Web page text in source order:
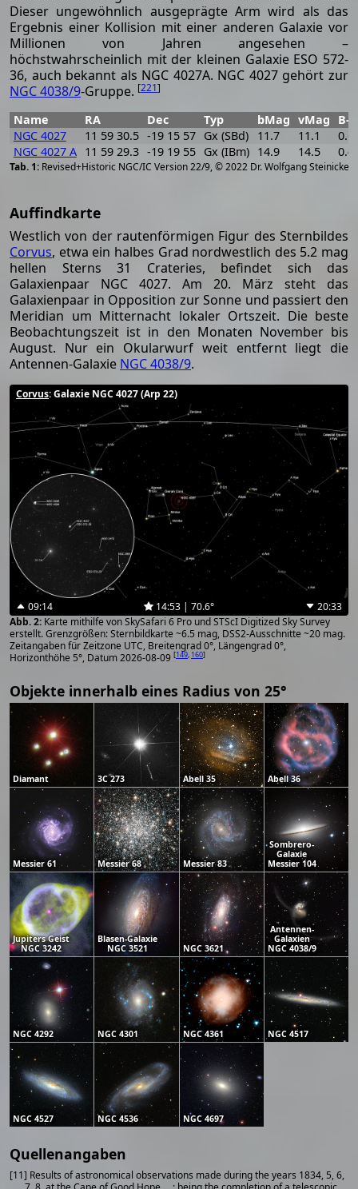
Dieser ungewöhnlich ausgeprägte Arm wird als das
Ergebnis einer Kollision mit einer anderen Galaxie vor
Millionen von Jahren angesehen –
höchstwahrscheinlich mit der kleinen Galaxie ESO 572-
36, auch bekannt als NGC 4027A. NGC 4027 gehört zur
NGC 4038/9-Gruppe. [221]
Revised+Historic NGC/IC Version 22/9, © 2022 Dr. Wolfgang Steinicke
Name RA Dec Typ bMag vMag
B-V
NGC 4027
11 59 30.5 -19 15 57 Gx (SBd) 11.7 11.1
0.6
NGC 4027 A 11 59 29.3 -19 19 55 Gx (IBm) 14.9 14.5 0.4
Auffindkarte
Westlich von der rautenförmigen Figur des Sternbildes
Corvus, etwa ein halbes Grad nordwestlich des 5.2 mag
hellen Sterns 31 Crateries, befindet sich das
Galaxienpaar NGC 4027. Am 20. März steht das
Galaxienpaar in Opposition zur Sonne und passiert den
Meridian um Mitternacht lokaler Ortszeit. Die beste
Beobachtungszeit ist in den Monaten November bis
August. Nur ein Okularwurf weit entfernt liegt die
Antennen-Galaxie NGC 4038/9.
Corvus: Galaxie NGC 4027 (Arp 22)
09:14 14:53 | 70.6°
20:33
Karte mithilfe von SkySafari 6 Pro und STScI Digitized Sky Survey
erstellt. Grenzgrößen: Sternbildkarte ~6.5 mag, DSS2-Ausschnitte ~20 mag.
Zeitangaben für Zeitzone UTC, Breitengrad 0°, Längengrad 0°,
Horizonthöhe 5°, Datum 2026-08-09 [149, 160]
Objekte innerhalb eines Radius von 25°
Diamant 3C 273 Abell 35 Abell 36
Messier 61 Messier 68 Messier 83
Sombrero-
Galaxie
Messier 104
Jupiters Geist
NGC 3242
Blasen-Galaxie
NGC 3521
NGC 3621
Antennen-
Galaxien
NGC 4038/9
NGC 4292 NGC 4301 NGC 4361 NGC 4517
NGC 4527 NGC 4536 NGC 4697
Quellenangaben
[11] Results of astronomical observations made during the years 1834, 5, 6,